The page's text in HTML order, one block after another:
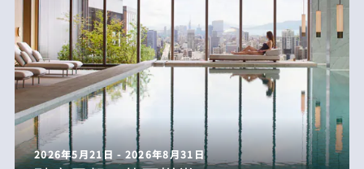
2026年5月21日 - 2026年8月31日